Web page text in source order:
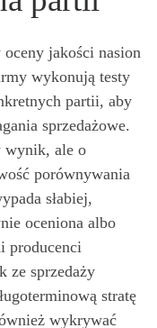
jakości nasion
wykonują testy
partii, aby
sprzedażowe.
wynik, ale o
porównywania
słabiej,
oceniona albo
producenci
ze sprzedaży
stratę
wykrywać